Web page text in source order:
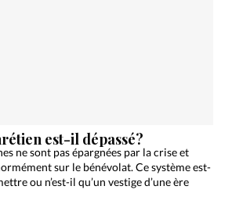
est-il dépassé?
ne sont pas épargnées par la crise et
sur le bénévolat. Ce système est-
ou n’est-il qu’un vestige d’une ère